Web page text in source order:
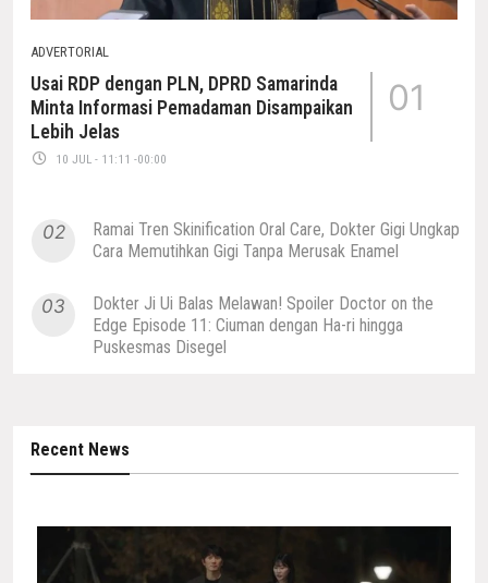
ADVERTORIAL
Usai RDP dengan PLN, DPRD Samarinda
Minta Informasi Pemadaman Disampaikan
Lebih Jelas
10 JUL - 11:11 -00:00
01
02
Ramai Tren Skinification Oral Care, Dokter Gigi Ungkap
Cara Memutihkan Gigi Tanpa Merusak Enamel
03
Dokter Ji Ui Balas Melawan! Spoiler Doctor on the
Edge Episode 11: Ciuman dengan Ha-ri hingga
Puskesmas Disegel
Recent News